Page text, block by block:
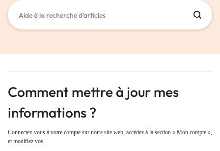
Comment mettre à jour mes
informations ?
Connectez-vous à votre compte sur notre site web, accédez à la section « Mon compte »,
et modifiez vos…